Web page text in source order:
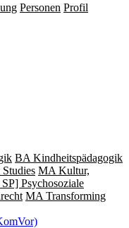
Personen Profil
BA Kindheitspädagogik
MA Kultur,
Psychosoziale
MA Transforming